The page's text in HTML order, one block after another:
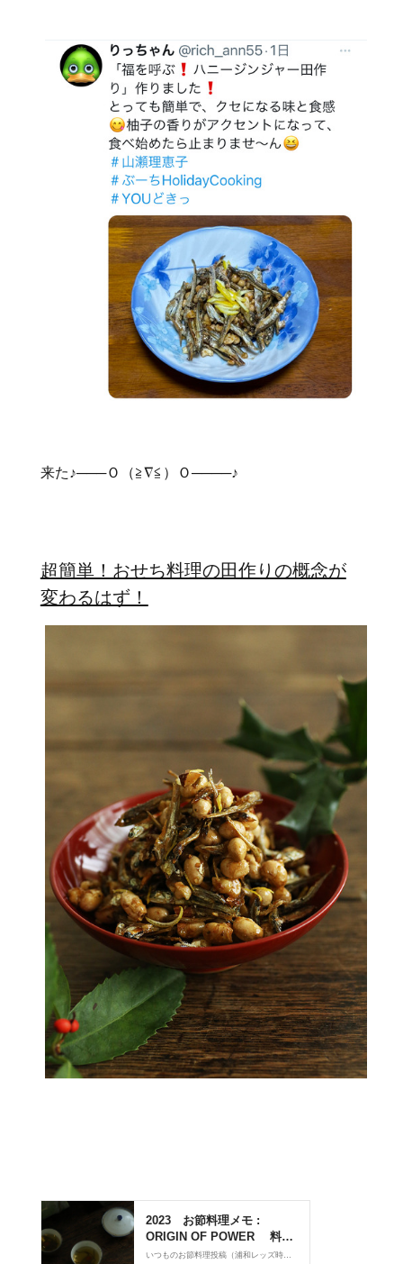
来た♪───Ｏ（≧∇≦）Ｏ────♪
超簡単！おせち料理の田作りの概念が
変わるはず！